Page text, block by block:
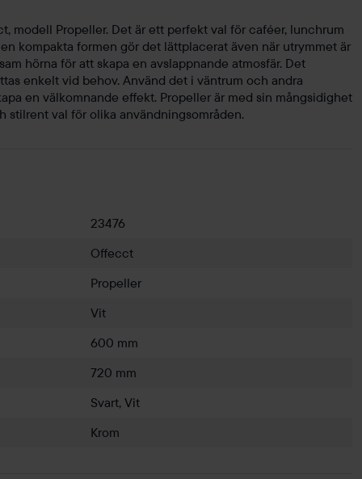
modell Propeller. Det är ett perfekt val för caféer, lunchrum
kompakta formen gör det lättplacerat även när utrymmet är
hörna för att skapa en avslappnande atmosfär. Det
enkelt vid behov. Använd det i väntrum och andra
en välkomnande effekt. Propeller är med sin mångsidighet
val för olika användningsområden.
23476
Offecct
Propeller
Vit
600 mm
720 mm
Svart, Vit
Krom